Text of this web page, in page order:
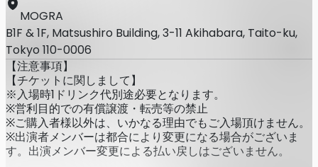
MOGRA
B1F & 1F, Matsushiro Building, 3-11 Akihabara, Taito-ku,
Tokyo 110-0006
【注意事項】
【チケットに関しまして】
※入場時1ドリンク代別途必要となります。
※営利目的での有償譲渡・転売等の禁止
※ご購入者様以外は、いかなる理由でもご入場頂けません。
※出演者メンバーは都合により変更になる場合がございま
す。出演メンバー変更による払い戻しはございません。